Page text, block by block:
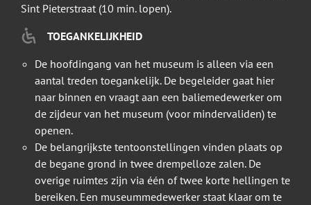
Sint Pieterstraat (10 min. lopen).
TOEGANKELIJKHEID
De hoofdingang van het museum is alleen via een
aantal treden toegankelijk. De begeleider gaat hier
naar binnen en vraagt aan een baliemedewerker om
de zijdeur van het museum (voor mindervaliden) te
openen.
De belangrijkste tentoonstellingen vinden plaats op
de begane grond in twee drempelloze zalen. De
overige ruimtes zijn via één of twee korte hellingen te
bereiken. Een museummedewerker staat klaar om te